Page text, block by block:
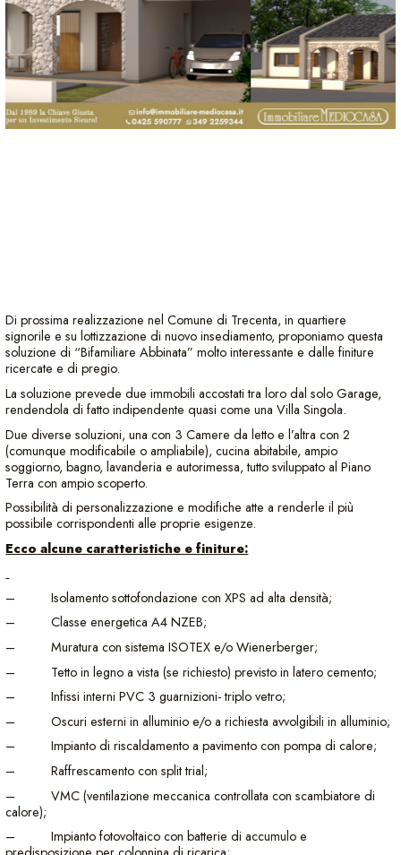
Di prossima realizzazione nel Comune di Trecenta, in quartiere
signorile e su lottizzazione di nuovo insediamento, proponiamo questa
soluzione di “Bifamiliare Abbinata” molto interessante e dalle finiture
ricercate e di pregio.
La soluzione prevede due immobili accostati tra loro dal solo Garage,
rendendola di fatto indipendente quasi come una Villa Singola.
Due diverse soluzioni, una con 3 Camere da letto e l’altra con 2
(comunque modificabile o ampliabile), cucina abitabile, ampio
soggiorno, bagno, lavanderia e autorimessa, tutto sviluppato al Piano
Terra con ampio scoperto.
Possibilità di personalizzazione e modifiche atte a renderle il più
possibile corrispondenti alle proprie esigenze.
Ecco alcune caratteristiche e finiture:
– Isolamento sottofondazione con XPS ad alta densità;
– Classe energetica A4 NZEB;
– Muratura con sistema ISOTEX e/o Wienerberger;
– Tetto in legno a vista (se richiesto) previsto in latero cemento;
– Infissi interni PVC 3 guarnizioni- triplo vetro;
– Oscuri esterni in alluminio e/o a richiesta avvolgibili in alluminio;
– Impianto di riscaldamento a pavimento con pompa di calore;
– Raffrescamento con split trial;
– VMC (ventilazione meccanica controllata con scambiatore di
calore);
– Impianto fotovoltaico con batterie di accumulo e